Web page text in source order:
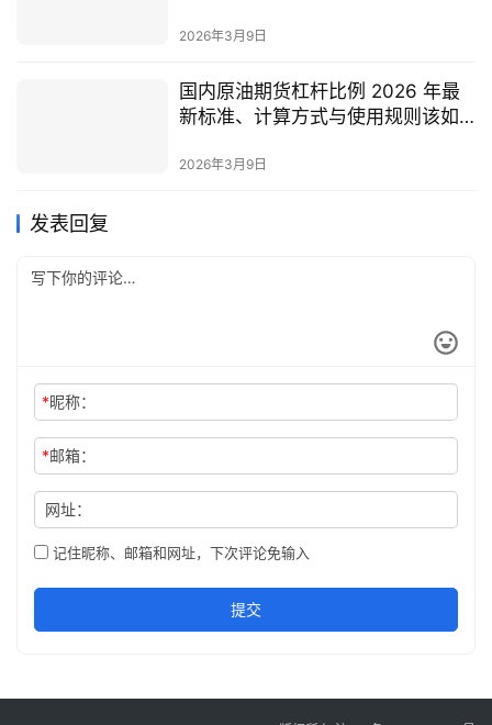
2026年3月9日
国内原油期货杠杆比例 2026 年最
新标准、计算方式与使用规则该如
2026年3月9日
发表回复
*昵称：
*邮箱：
网址：
记住昵称、邮箱和网址，下次评论免输入
提交